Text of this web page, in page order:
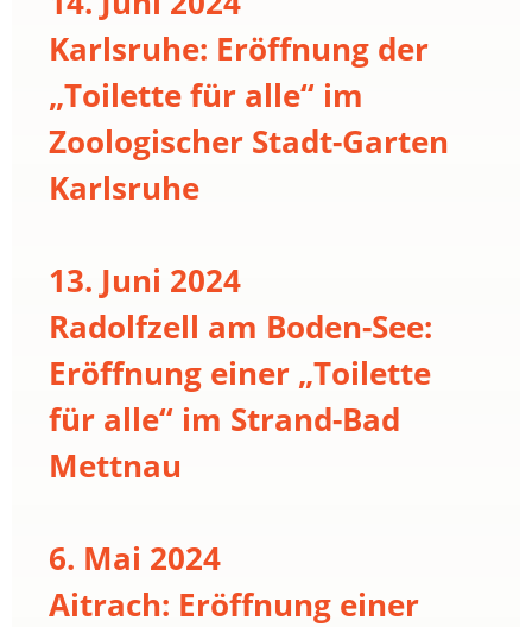
Karlsruhe: Eröffnung der
„Toilette für alle“ im
Zoologischer Stadt-Garten
Karlsruhe
13. Juni 2024
Radolfzell am Boden-See:
Eröffnung einer „Toilette
für alle“ im Strand-Bad
Mettnau
6. Mai 2024
Aitrach: Eröffnung einer